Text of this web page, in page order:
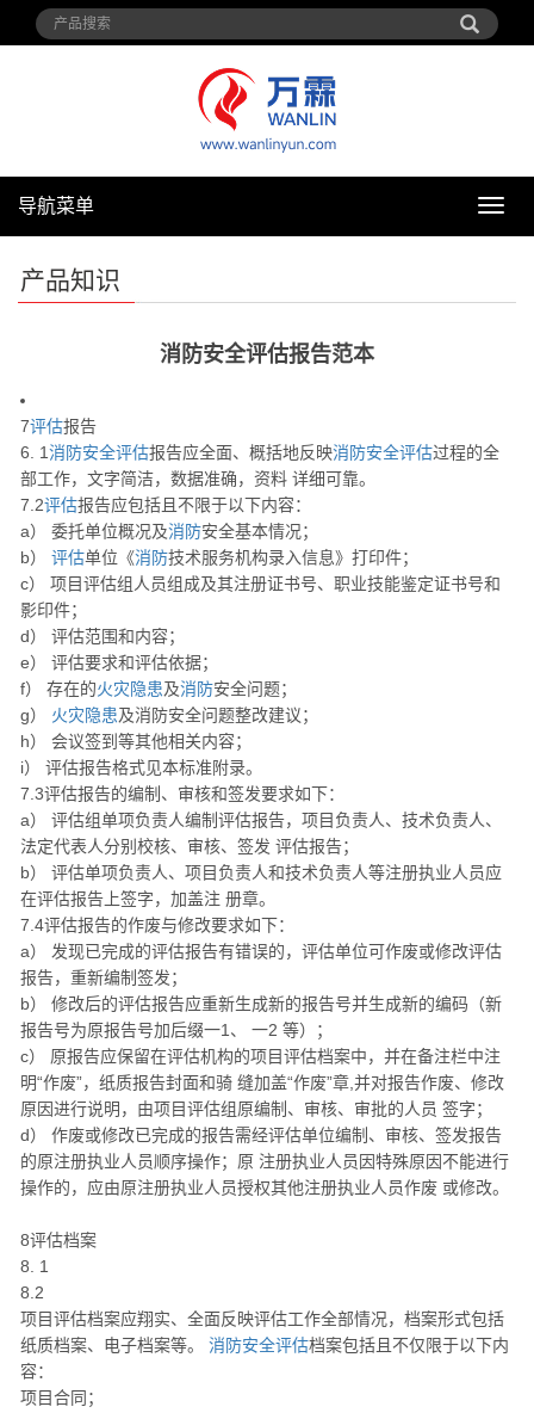
导
导航菜单
产品知识
消防安全评估报告范本
7评估报告
6. 1消防安全评估报告应全面、概括地反映消防安全评估过程的全
部工作，文字简洁，数据准确，资料 详细可靠。
7.2评估报告应包括且不限于以下内容：
a） 委托单位概况及消防安全基本情况；
b） 评估单位《消防技术服务机构录入信息》打印件；
c） 项目评估组人员组成及其注册证书号、职业技能鉴定证书号和
影印件；
d） 评估范围和内容；
e） 评估要求和评估依据；
f） 存在的火灾隐患及消防安全问题；
g） 火灾隐患及消防安全问题整改建议；
h） 会议签到等其他相关内容；
i） 评估报告格式见本标准附录。
7.3评估报告的编制、审核和签发要求如下：
a） 评估组单项负责人编制评估报告，项目负责人、技术负责人、
法定代表人分别校核、审核、签发 评估报告；
b） 评估单项负责人、项目负责人和技术负责人等注册执业人员应
在评估报告上签字，加盖注 册章。
7.4评估报告的作废与修改要求如下：
a） 发现已完成的评估报告有错误的，评估单位可作废或修改评估
报告，重新编制签发；
b） 修改后的评估报告应重新生成新的报告号并生成新的编码（新
报告号为原报告号加后缀一1、 一2 等）；
c） 原报告应保留在评估机构的项目评估档案中，并在备注栏中注
明“作废”，纸质报告封面和骑 缝加盖“作废”章,并对报告作废、修改
原因进行说明，由项目评估组原编制、审核、审批的人员 签字；
d） 作废或修改已完成的报告需经评估单位编制、审核、签发报告
的原注册执业人员顺序操作；原 注册执业人员因特殊原因不能进行
操作的，应由原注册执业人员授权其他注册执业人员作废 或修改。
8评估档案
8. 1
8.2
项目评估档案应翔实、全面反映评估工作全部情况，档案形式包括
纸质档案、电子档案等。 消防安全评估档案包括且不仅限于以下内
容：
项目合同；